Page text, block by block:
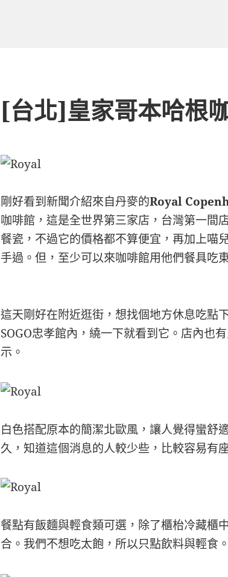
[台北]皇家哥本哈根
剛好看到新聞介紹來自丹麥的Royal
咖啡館，這是全世界第三家店，台灣第一間
餐瓷，不過它的價格都不算便宜，再加上喵
手過。但，至少可以來咖啡館用他們餐具吃
這天剛好在附近逛街，想找個地方休息吃點
SOGO忠孝館內，繞一下就看到它。店內也
示。
白色搭配原本的簡潔北歐風，讓人覺得蠻舒
久，知道這個消息的人較少些，比較容易有
餐點有飯麵與輕食類可選，除了櫃枱冷藏櫃
合。我們不想吃太飽，所以只點飲料與輕食。